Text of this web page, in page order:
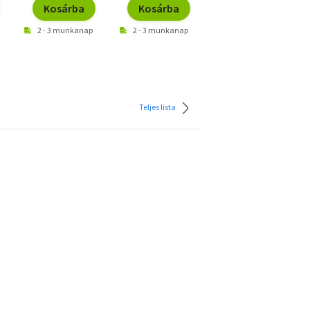
Kosárba
2 - 3 munkanap
Kosárba
2 - 3 munkanap
Teljes lista